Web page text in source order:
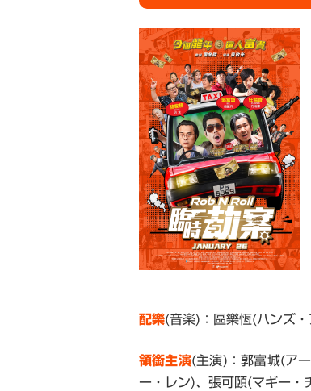
配樂(音楽)：區樂恆(ハンズ
領銜主演(主演)：郭富城(ア
ー・レン)、張可頤(マギー・